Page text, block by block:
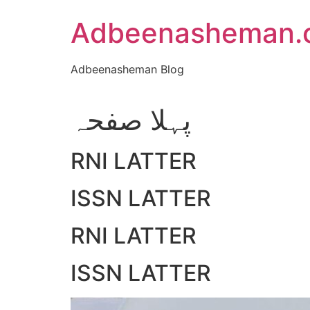
Adbeenasheman Blog
پہلا صفحہ
RNI LATTER
ISSN LATTER
RNI LATTER
ISSN LATTER